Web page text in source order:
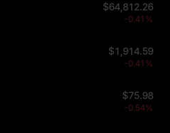
$64,812.26
-0.41%
$1,914.59
-0.41%
$75.98
-0.54%